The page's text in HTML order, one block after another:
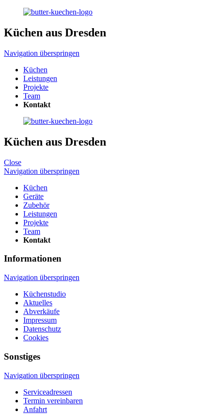
Küchen aus Dresden
Navigation überspringen
Küchen
Leistungen
Projekte
Team
Kontakt
Küchen aus Dresden
Close
Navigation überspringen
Küchen
Geräte
Zubehör
Leistungen
Projekte
Team
Kontakt
Informationen
Navigation überspringen
Küchenstudio
Aktuelles
Abverkäufe
Impressum
Datenschutz
Cookies
Sonstiges
Navigation überspringen
Serviceadressen
Termin vereinbaren
Anfahrt